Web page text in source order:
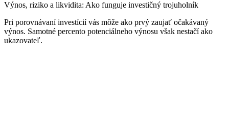
Výnos, riziko a likvidita: Ako funguje investičný trojuholník
Pri porovnávaní investícií vás môže ako prvý zaujať očakávaný
výnos. Samotné percento potenciálneho výnosu však nestačí ako
ukazovateľ.